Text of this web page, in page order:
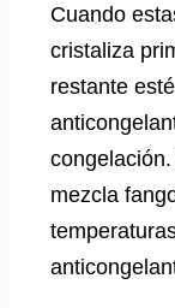
Cuando
cristaliza
restante
mezcla